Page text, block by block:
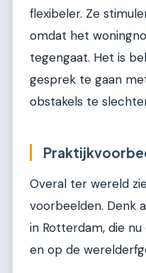
flexibeler. Ze
omdat het
tegengaat. Het is
gesprek te gaan
obstakels te
Overal ter wereld
voorbeelden. Denk
in Rotterdam, die
en op de